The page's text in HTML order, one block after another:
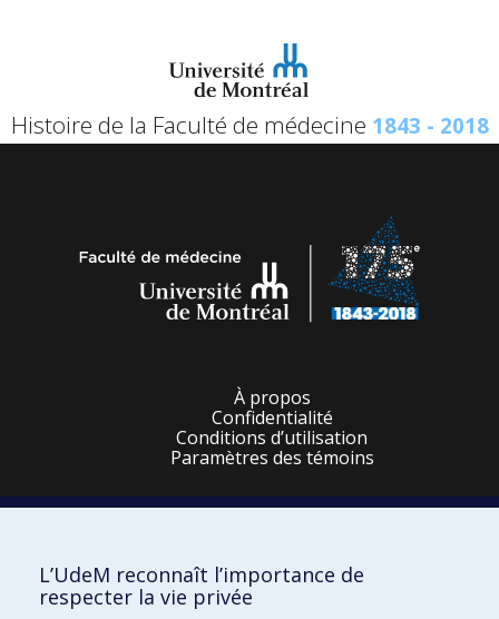
Histoire de la Faculté de médecine 1843 - 2018
À propos
Confidentialité
Conditions d’utilisation
Paramètres des témoins
L’UdeM reconnaît l’importance de
respecter la vie privée